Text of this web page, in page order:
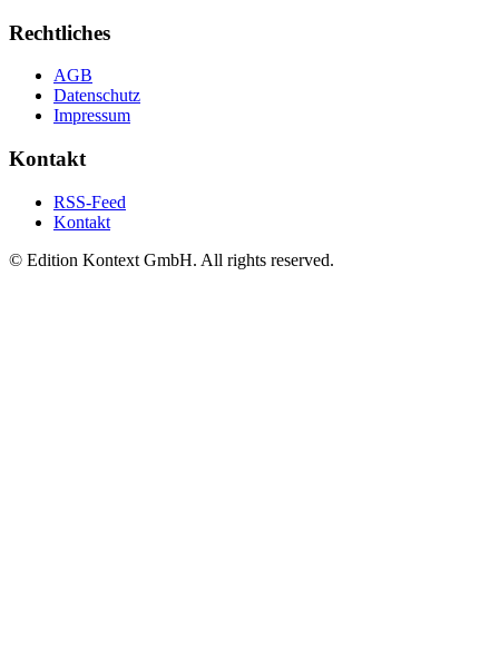
Rechtliches
AGB
Datenschutz
Impressum
Kontakt
RSS-Feed
Kontakt
© Edition Kontext GmbH. All rights reserved.